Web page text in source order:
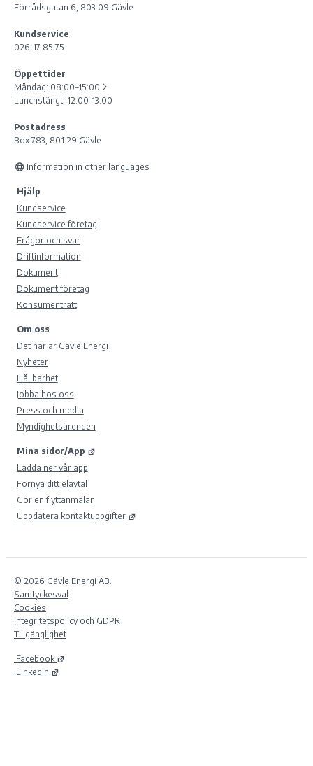
Förrådsgatan 6, 803 09 Gävle
Kundservice
026-17 85 75
Öppettider
Måndag: 08:00–15:00
Lunchstängt: 12:00-13:00
Postadress
Box 783, 801 29 Gävle
Information in other languages
Hjälp
Kundservice
Kundservice företag
Frågor och svar
Driftinformation
Dokument
Dokument företag
Konsumenträtt
Om oss
Det här är Gävle Energi
Nyheter
Hållbarhet
Jobba hos oss
Press och media
Myndighetsärenden
Mina sidor/App
Ladda ner vår app
Förnya ditt elavtal
Gör en flyttanmälan
Uppdatera kontaktuppgifter
© 2026 Gävle Energi AB.
Samtyckesval
Cookies
Integritetspolicy och GDPR
Tillgänglighet
Facebook
LinkedIn